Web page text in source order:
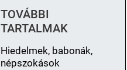
TOVÁBBI
TARTALMAK
Hiedelmek, babonák,
népszokások